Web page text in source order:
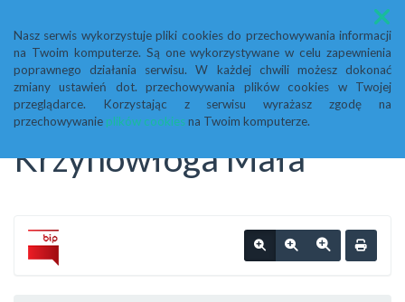
Nasz serwis wykorzystuje pliki cookies do przechowywania informacji
na Twoim komputerze. Są one wykorzystywane w celu zapewnienia
poprawnego działania serwisu. W każdej chwili możesz dokonać
zmiany ustawień dot. przechowywania plików cookies w Twojej
przeglądarce. Korzystając z serwisu wyrażasz zgodę na
przechowywanie plików cookiesna Twoim komputerze.
Menu
Biuletyn Informacji
Publicznej Urząd Gminy
Krzynowłoga Mała